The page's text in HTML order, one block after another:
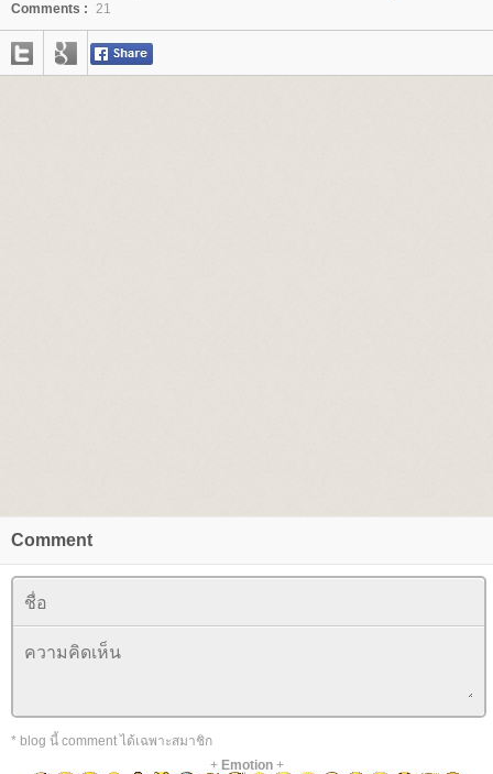
Comments : 21
Comment
* blog นี้ comment ได้เฉพาะสมาชิก
+ Emotion+